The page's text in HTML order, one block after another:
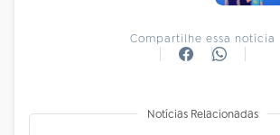
Compartilhe essa notícia
Notícias Relacionadas